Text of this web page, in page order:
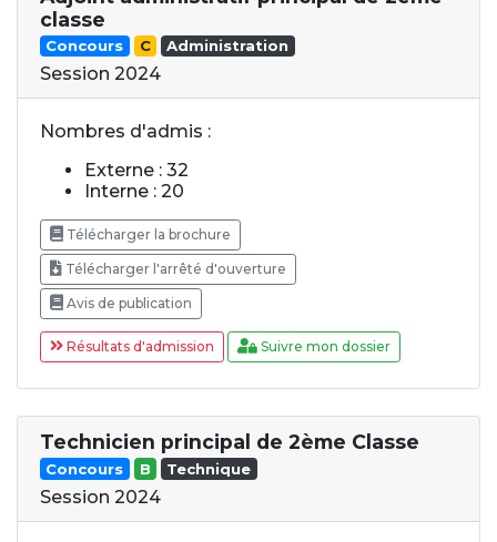
classe
Concours C Administration
Session 2024
Nombres d'admis :
Externe : 32
Interne : 20
Télécharger la brochure
Télécharger l'arrêté d'ouverture
Avis de publication
Résultats d'admission Suivre mon dossier
Technicien principal de 2ème Classe
Concours B Technique
Session 2024